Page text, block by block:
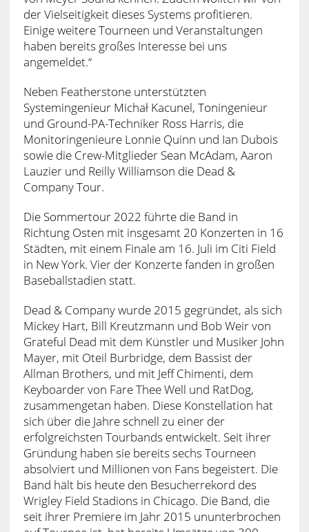
der Vielseitigkeit dieses Systems profitieren.
Einige weitere Tourneen und Veranstaltungen
haben bereits großes Interesse bei uns
angemeldet.“
Neben Featherstone unterstützten
Systemingenieur Michał Kacunel, Toningenieur
und Ground-PA-Techniker Ross Harris, die
Monitoringenieure Lonnie Quinn und Ian Dubois
sowie die Crew-Mitglieder Sean McAdam, Aaron
Lauzier und Reilly Williamson die Dead &
Company Tour.
Die Sommertour 2022 führte die Band in
Richtung Osten mit insgesamt 20 Konzerten in 16
Städten, mit einem Finale am 16. Juli im Citi Field
in New York. Vier der Konzerte fanden in großen
Baseballstadien statt.
Dead & Company wurde 2015 gegründet, als sich
Mickey Hart, Bill Kreutzmann und Bob Weir von
Grateful Dead mit dem Künstler und Musiker John
Mayer, mit Oteil Burbridge, dem Bassist der
Allman Brothers, und mit Jeff Chimenti, dem
Keyboarder von Fare Thee Well und RatDog,
zusammengetan haben. Diese Konstellation hat
sich über die Jahre schnell zu einer der
erfolgreichsten Tourbands entwickelt. Seit ihrer
Gründung haben sie bereits sechs Tourneen
absolviert und Millionen von Fans begeistert. Die
Band hält bis heute den Besucherrekord des
Wrigley Field Stadions in Chicago. Die Band, die
seit ihrer Premiere im Jahr 2015 ununterbrochen